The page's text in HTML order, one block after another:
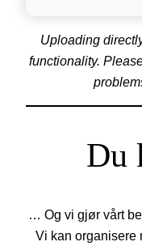
Uploading
functionality.
Du
… Og vi gjør vårt
Vi kan organisere